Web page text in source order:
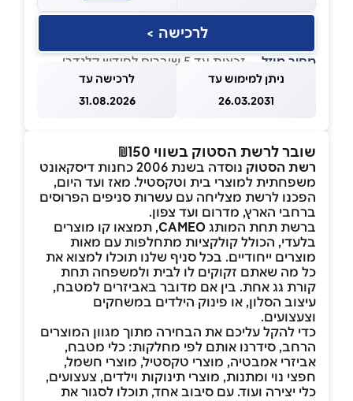
לרכישה >
מחיר מוזל — זכאות עד 5 שוברים לחודש קלנדרי
ניתן למימוש עד
26.03.2031
לרכישה עד
31.08.2026
שובר לרשת הסטוק בשווי ₪150
רשת הסטוק
נוסדה בשנת 2006 כחנות דיסקאונט
משפחתית למוצרי בית וטקסטיל. מאז ועד היום,
הפכנו לרשת מצליחה עם עשרות סניפים הפרוסים
ברחבי הארץ, מדרום ועד צפון.
ברשת תחת המותג CAMEO, תמצאו קו מוצרים
בלעדי, הכולל קולקציות מתחלפות עם מאות
מוצרים ייחודיים. בכל סניף שלנו תוכלו למצוא את
כל מה שאתם זקוקים לו לבית ולמשפחה תחת
קורת גג אחת. בין אם מדובר באביזרים למטבח,
עיצוב הסלון, או פינוק הילדים במשחקים
וצעצועים.
כדי להקל עליכם את הבחירה מתוך מגוון המוצרים
הרחב, סידרנו אותם לפי מחלקות: כלי מטבח,
אביזרי אמבטיה, מוצרי טקסטיל, מוצרי חשמל,
חפצי נוי ומתנות, מוצרי תינוקות וילדים, צעצועים,
כלי יצירה ועוד. עם סיבוב אחד, תוכלו לסגור את